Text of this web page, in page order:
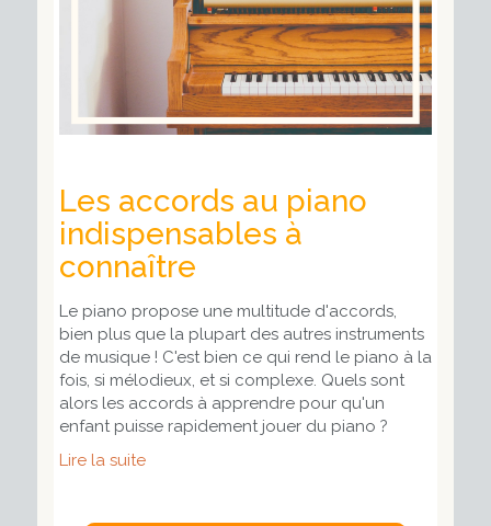
Les accords au piano
indispensables à
connaître
Le piano propose une multitude d'accords,
bien plus que la plupart des autres instruments
de musique ! C'est bien ce qui rend le piano à la
fois, si mélodieux, et si complexe. Quels sont
alors les accords à apprendre pour qu'un
enfant puisse rapidement jouer du piano ?
Lire la suite